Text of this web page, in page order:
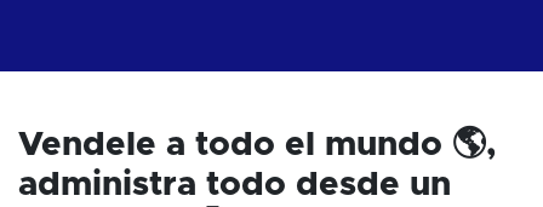
Vendele a todo el mundo 🌎,
administra todo desde un